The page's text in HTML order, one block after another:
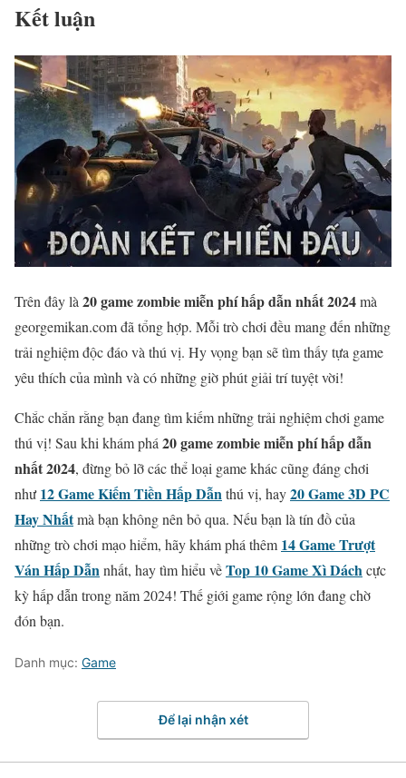
Kết luận
Trên đây là20 game zombie miễn phí hấp dẫn nhất 2024mà
georgemikan.com đã tổng hợp. Mỗi trò chơi đều mang đến những
trải nghiệm độc đáo và thú vị. Hy vọng bạn sẽ tìm thấy tựa game
yêu thích của mình và có những giờ phút giải trí tuyệt vời!
Chắc chắn rằng bạn đang tìm kiếm những trải nghiệm chơi game
thú vị! Sau khi khám phá20 game zombie miễn phí hấp dẫn
nhất 2024, đừng bỏ lỡ các thể loại game khác cũng đáng chơi
như12 Game Kiếm Tiền Hấp Dẫnthú vị, hay20 Game 3D PC
Hay Nhấtmà bạn không nên bỏ qua. Nếu bạn là tín đồ của
những trò chơi mạo hiểm, hãy khám phá thêm 14 Game Trượt
Ván Hấp Dẫnnhất, hay tìm hiểu vềTop 10 Game Xì Dáchcực
kỳ hấp dẫn trong năm 2024! Thế giới game rộng lớn đang chờ
đón bạn.
Danh mục: Game
Để lại nhận xét